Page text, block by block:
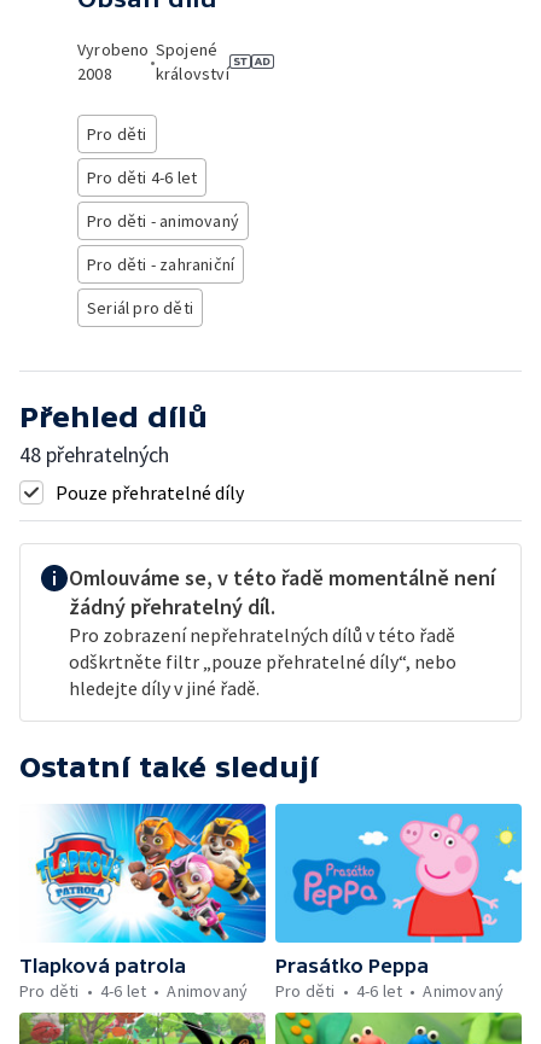
Vyrobeno
2008
•
Spojené
království
Pro děti
Pro děti 4-6 let
Pro děti - animovaný
Pro děti - zahraniční
Seriál pro děti
Přehled dílů
48 přehratelných
Pouze přehratelné díly
Omlouváme se, v této řadě momentálně není
žádný přehratelný díl.
Pro zobrazení nepřehratelných dílů v této řadě
odškrtněte filtr „pouze přehratelné díly“, nebo
hledejte díly v jiné řadě.
Ostatní také sledují
Tlapková patrola
Pro děti
4-6 let Animovaný
Prasátko Peppa
Pro děti
4-6 let Animovaný